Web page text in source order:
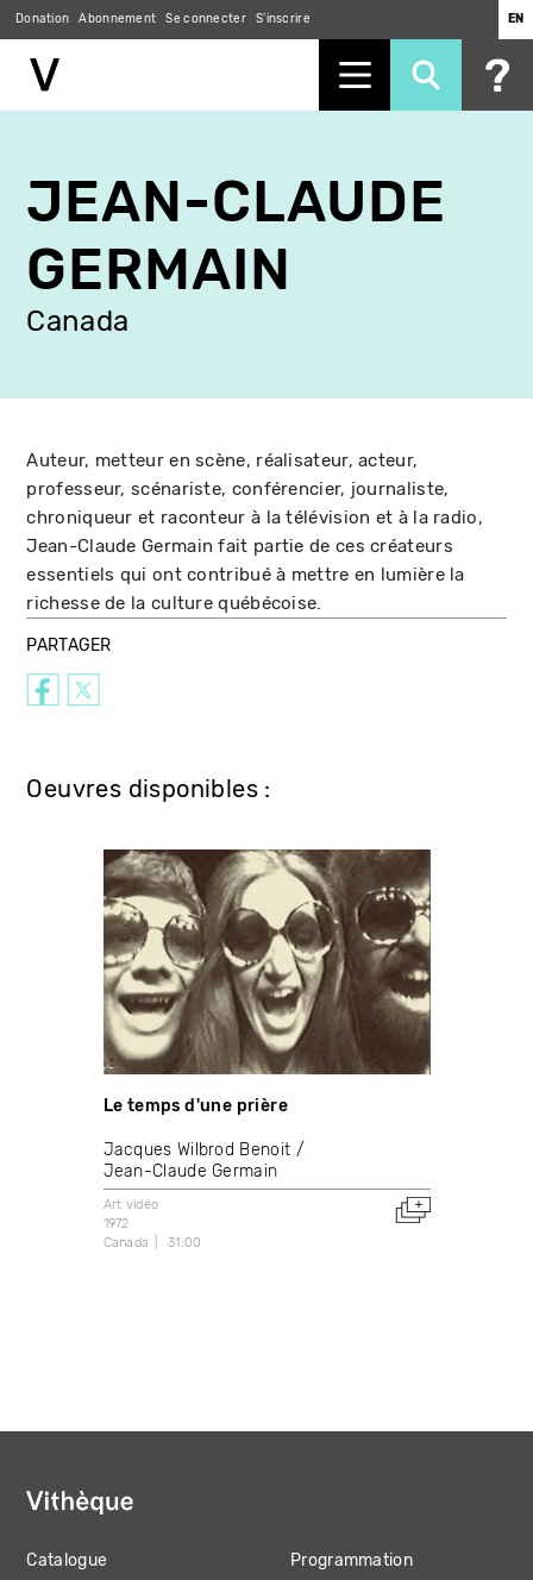
contenu
principal
Donation Abonnement Se connecter S'inscrire EN
JEAN-CLAUDE
GERMAIN
Canada
Auteur, metteur en scène, réalisateur, acteur,
professeur, scénariste, conférencier, journaliste,
chroniqueur et raconteur à la télévision et à la radio,
Jean-Claude Germain fait partie de ces créateurs
essentiels qui ont contribué à mettre en lumière la
richesse de la culture québécoise.
PARTAGER
Oeuvres disponibles :
Le temps d'une prière
Jacques Wilbrod Benoit
Jean-Claude Germain
Art vidéo
1972
Canada
31:00
Catalogue Programmation